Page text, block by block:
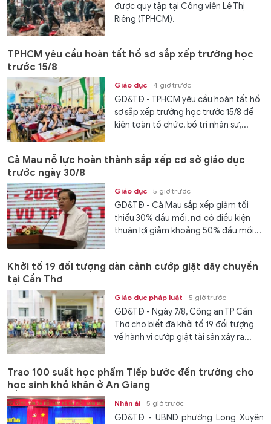
được quy tập tại Công viên Lê Thị
Riêng (TPHCM).
TPHCM yêu cầu hoàn tất hồ sơ sắp xếp trường học
trước 15/8
Giáo dục 4 giờ trước
GD&TĐ - TPHCM yêu cầu hoàn tất hồ
sơ sắp xếp trường học trước 15/8 để
kiện toàn tổ chức, bố trí nhân sự,...
Cà Mau nỗ lực hoàn thành sắp xếp cơ sở giáo dục
trước ngày 30/8
Giáo dục 5 giờ trước
GD&TĐ - Cà Mau sắp xếp giảm tối
thiểu 30% đầu mối, nơi có điều kiện
thuận lợi giảm khoảng 50% đầu mối...
Khởi tố 19 đối tượng dàn cảnh cướp giật dây chuyền
tại Cần Thơ
Giáo dục pháp luật 5 giờ trước
GD&TĐ - Ngày 7/8, Công an TP Cần
Thơ cho biết đã khởi tố 19 đối tượng
về hành vi cướp giật tài sản xảy ra...
Trao 100 suất học phẩm Tiếp bước đến trường cho
học sinh khó khăn ở An Giang
Nhân ái 5 giờ trước
GD&TĐ - UBND phường Long Xuyên